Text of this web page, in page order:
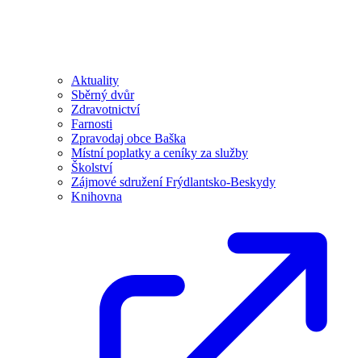
Aktuality
Sběrný dvůr
Zdravotnictví
Farnosti
Zpravodaj obce Baška
Místní poplatky a ceníky za služby
Školství
Zájmové sdružení Frýdlantsko-Beskydy
Knihovna